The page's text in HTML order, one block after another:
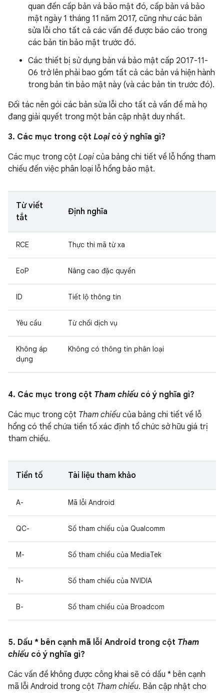
quan đến cấp bản vá bảo mật đó, cấp bản vá bảo
mật ngày 1 tháng 11 năm 2017, cũng như các bản
sửa lỗi cho tất cả các vấn đề được báo cáo trong
các bản tin bảo mật trước đó.
Các thiết bị sử dụng bản vá bảo mật cấp 2017-11-
06 trở lên phải bao gồm tất cả các bản vá hiện hành
trong bản tin bảo mật này (và các bản tin trước đó).
Đối tác nên gói các bản sửa lỗi cho tất cả vấn đề mà họ
đang giải quyết trong một bản cập nhật duy nhất.
3. Các mục trong cột Loạicó ý nghĩa gì?
Các mục trong cột Loại của bảng chi tiết về lỗ hổng tham
chiếu đến việc phân loại lỗ hổng bảo mật.
Từ viết
tắt
Định nghĩa
RCE Thực thi mã từ xa
EoP Nâng cao đặc quyền
ID Tiết lộ thông tin
Yêu cầu Từ chối dịch vụ
Không áp
dụng
Không có thông tin phân loại
4. Các mục trong cột Tham chiếu có ý nghĩa gì?
Các mục trong cột Tham chiếu của bảng chi tiết về lỗ
hổng có thể chứa tiền tố xác định tổ chức sở hữu giá trị
tham chiếu.
Tiền tố Tài liệu tham khảo
A- Mã lỗi Android
QC- Số tham chiếu của Qualcomm
M- Số tham chiếu của MediaTek
N- Số tham chiếu của NVIDIA
B- Số tham chiếu của Broadcom
5. Dấu * bên cạnh mã lỗi Android trong cột Tham
chiếu có ý nghĩa gì?
Các vấn đề không được công khai sẽ có dấu * bên cạnh
mã lỗi Android trong cột Tham chiếu. Bản cập nhật cho